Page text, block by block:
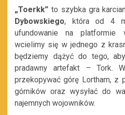
„Toerkk” to szybka gra
Dybowskiego, która od 4
ufundowanie na platformie
wcielimy się w jednego z
będziemy dążyć do tego,
pradawny artefakt – Tork.
przekopywać górę Lortham, z
górników oraz wysyłać do
najemnych wojowników.